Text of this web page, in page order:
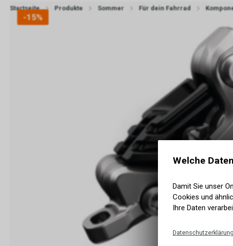
Startseite Produkte Sommer Für dein Fahrrad
-15%
Welche
Damit Sie unser
Cookies und
Ihre Daten
Datenschutzerklärung